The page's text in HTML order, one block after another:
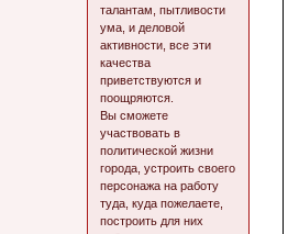
талантам, пытливости
ума, и деловой
активности, все эти
качества
приветствуются и
поощряются.
Вы сможете
участвовать в
политической жизни
города, устроить своего
персонажа на работу
туда, куда пожелаете,
построить для них